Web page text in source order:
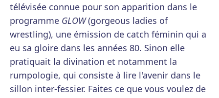
télévisée connue pour son apparition dans le
programme GLOW(gorgeous ladies of
wrestling), une émission de catch féminin qui a
eu sa gloire dans les années 80. Sinon elle
pratiquait la divination et notamment la
rumpologie, qui consiste à lire l'avenir dans le
sillon inter-fessier. Faites ce que vous voulez de